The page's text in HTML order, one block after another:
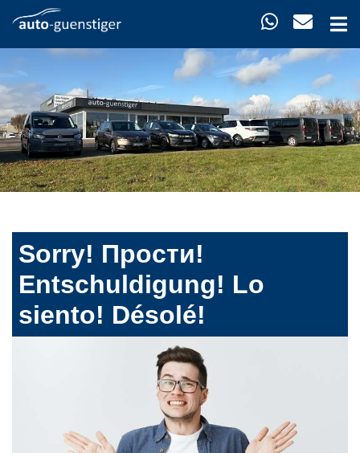
Sorry! Прости!
Entschuldigung! Lo
siento! Désolé!